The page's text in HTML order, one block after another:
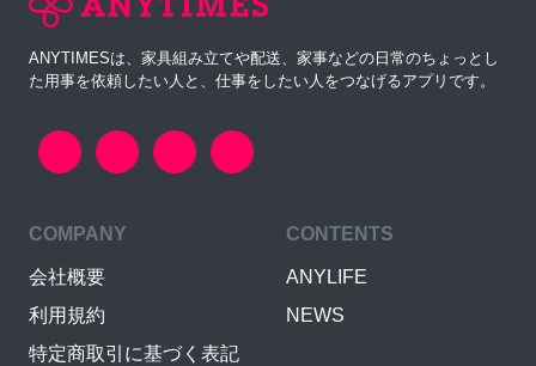
ANYTIMESは、家具組み立てや配送、家事などの日常のちょっとし
た用事を依頼したい人と、仕事をしたい人をつなげるアプリです。
COMPANY
会社概要
利用規約
特定商取引に基づく表記
CONTENTS
ANYLIFE
NEWS